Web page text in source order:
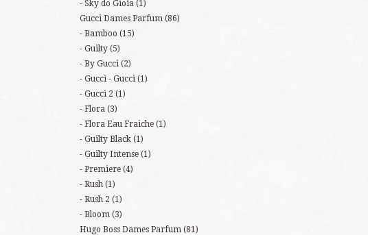
Sky do Gioia (1)
Gucci Dames Parfum (86)
Bamboo (15)
Guilty (5)
By Gucci (2)
Gucci - Gucci (1)
Gucci 2 (1)
Flora (3)
Flora Eau Fraiche (1)
Guilty Black (1)
Guilty Intense (1)
Premiere (4)
Rush (1)
Rush 2 (1)
Bloom (3)
Hugo Boss Dames Parfum (81)